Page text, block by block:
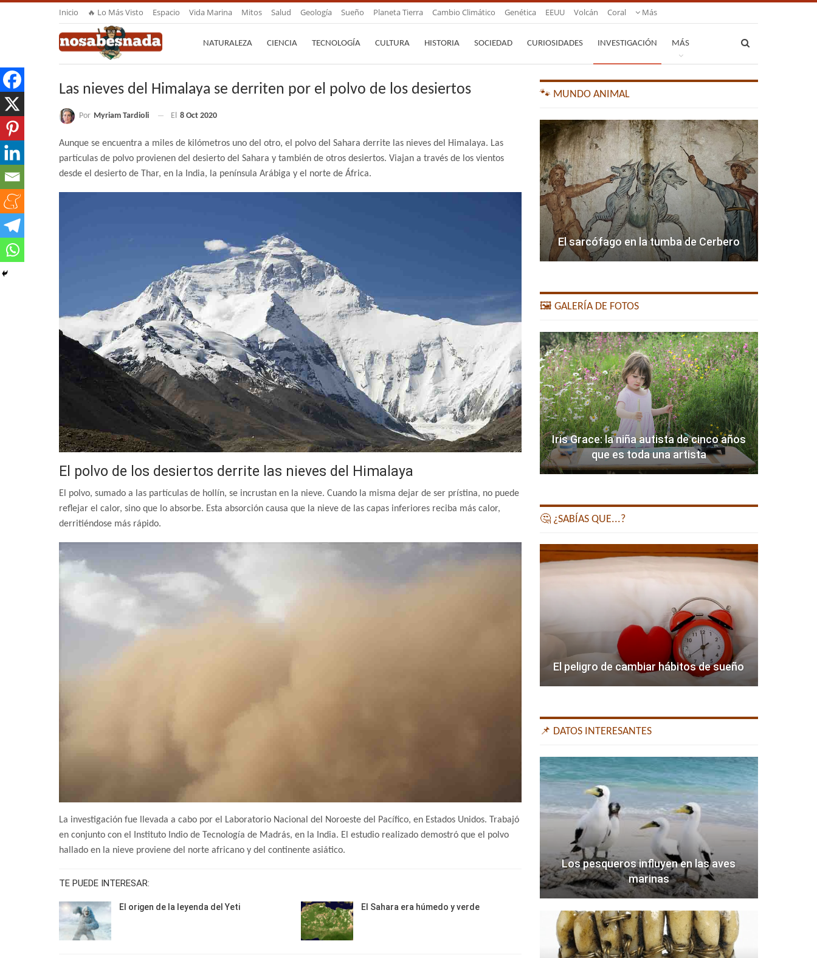
Inicio 🔥 Lo Más Visto Espacio Vida Marina Mitos Salud Geología Sueño Planeta Tierra Cambio Climático Genética EEUU Volcán Coral Más
NATURALEZA CIENCIA TECNOLOGÍA CULTURA HISTORIA SOCIEDAD CURIOSIDADES INVESTIGACIÓN MÁS
Las nieves del Himalaya se derriten por el polvo de los desiertos
Por Myriam Tardioli El 8 Oct 2020
Aunque se encuentra a miles de kilómetros uno del otro, el polvo del Sahara derrite las nieves del Himalaya. Las
partículas de polvo provienen del desierto del Sahara y también de otros desiertos. Viajan a través de los vientos
desde el desierto de Thar, en la India, la península Arábiga y el norte de África.
El polvo de los desiertos derrite las nieves del Himalaya
El polvo, sumado a las partículas de hollín, se incrustan en la nieve. Cuando la misma dejar de ser prístina, no puede
reflejar el calor, sino que lo absorbe. Esta absorción causa que la nieve de las capas inferiores reciba más calor,
derritiéndose más rápido.
La investigación fue llevada a cabo por el Laboratorio Nacional del Noroeste del Pacífico, en Estados Unidos. Trabajó
en conjunto con el Instituto Indio de Tecnología de Madrás, en la India. El estudio realizado demostró que el polvo
hallado en la nieve proviene del norte africano y del continente asiático.
TE PUEDE INTERESAR:
El origen de la leyenda del Yeti El Sahara era húmedo y verde
🐾 MUNDO ANIMAL
El sarcófago en la tumba de Cerbero
🖼️ GALERÍA DE FOTOS
Iris Grace: la niña autista de cinco años
que es toda una artista
🤔 ¿SABÍAS QUE...?
El peligro de cambiar hábitos de sueño
📌 DATOS INTERESANTES
Los pesqueros influyen en las aves
marinas